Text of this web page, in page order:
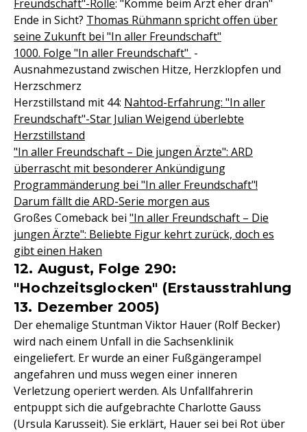
Freundschaft"-Rolle: "Komme beim Arzt eher dran"
Ende in Sicht? Thomas Rühmann spricht offen über
seine Zukunft bei "In aller Freundschaft"
1000. Folge "In aller Freundschaft" -
Ausnahmezustand zwischen Hitze, Herzklopfen und
Herzschmerz
Herzstillstand mit 44: Nahtod-Erfahrung: "In aller
Freundschaft"-Star Julian Weigend überlebte
Herzstillstand
"In aller Freundschaft – Die jungen Ärzte": ARD
überrascht mit besonderer Ankündigung
Programmänderung bei "In aller Freundschaft"!
Darum fällt die ARD-Serie morgen aus
Großes Comeback bei "In aller Freundschaft – Die
jungen Ärzte": Beliebte Figur kehrt zurück, doch es
gibt einen Haken
12. August, Folge 290:
"Hochzeitsglocken" (Erstausstrahlung
13. Dezember 2005)
Der ehemalige Stuntman Viktor Hauer (Rolf Becker)
wird nach einem Unfall in die Sachsenklinik
eingeliefert. Er wurde an einer Fußgängerampel
angefahren und muss wegen einer inneren
Verletzung operiert werden. Als Unfallfahrerin
entpuppt sich die aufgebrachte Charlotte Gauss
(Ursula Karusseit). Sie erklärt, Hauer sei bei Rot über